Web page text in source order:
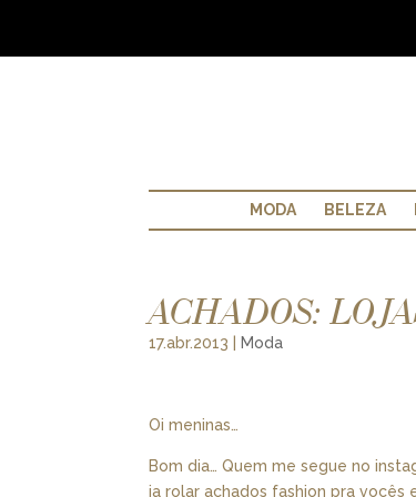
MODA BELEZA
ACHADOS:
17.abr.2013 Moda
Oi meninas…
Bom dia… Quem me segue no
ia rolar achados fashion pra vocês